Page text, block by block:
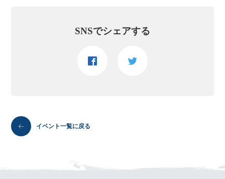
SNSでシェアする
イベント一覧に戻る